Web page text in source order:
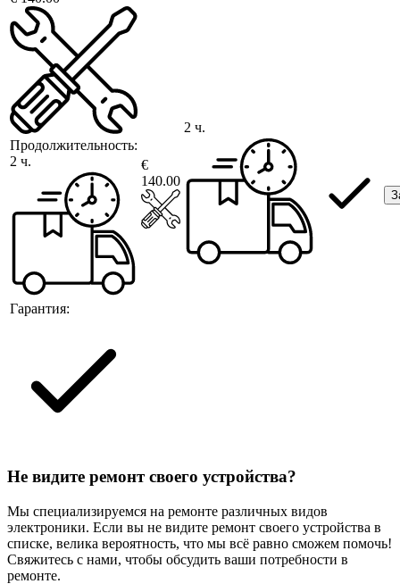
Продолжительность:
2 ч.
Гарантия:
€
140.00
2 ч.
Не видите ремонт своего устройства?
Мы специализируемся на ремонте различных видов
электроники. Если вы не видите ремонт своего устройства в
списке, велика вероятность, что мы всё равно сможем помочь!
Свяжитесь с нами, чтобы обсудить ваши потребности в
ремонте.